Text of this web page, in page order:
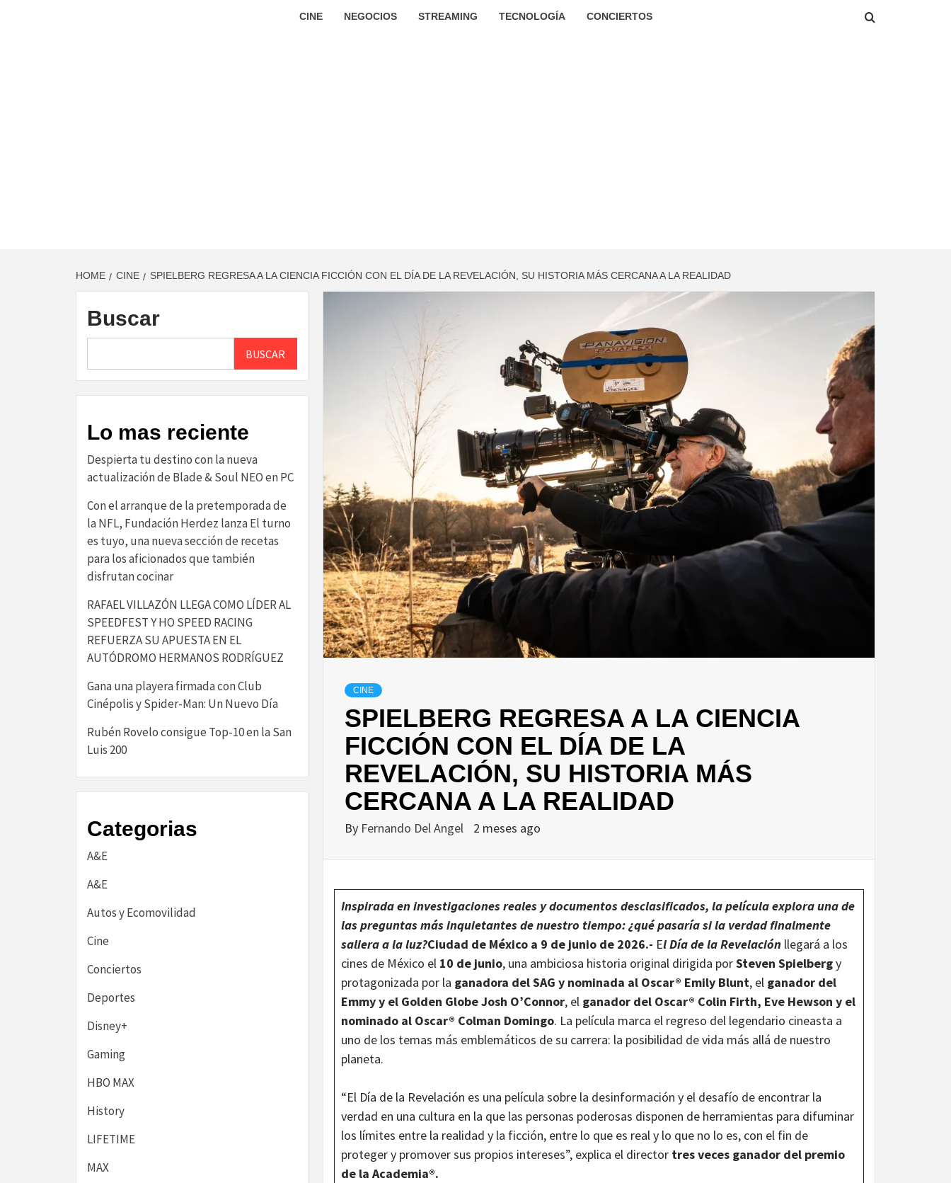
CINE NEGOCIOS STREAMING TECNOLOGÍA CONCIERTOS
HOME CINE SPIELBERG REGRESA A LA CIENCIA FICCIÓN CON EL DÍA DE LA REVELACIÓN, SU HISTORIA MÁS CERCANA A LA REALIDAD
CINE
SPIELBERG REGRESA A LA CIENCIA
FICCIÓN CON EL DÍA DE LA
REVELACIÓN, SU HISTORIA MÁS
CERCANA A LA REALIDAD
By Fernando Del Angel 2 meses ago
Inspirada en investigaciones reales y documentos desclasificados, la película explora una de
las preguntas más inquietantes de nuestro tiempo: ¿qué pasaría si la verdad finalmente
saliera a la luz?Ciudad de México a 9 de junio de 2026.- El Día de la Revelación llegará a los
cines de México el 10 de junio, una ambiciosa historia original dirigida porSteven Spielbergy
protagonizada por la ganadora del SAG y nominada al Oscar® Emily Blunt, el ganador del
Emmy y el Golden Globe Josh O’Connor, el ganador del Oscar® Colin Firth, Eve Hewson y el
nominado al Oscar® Colman Domingo. La película marca el regreso del legendario cineasta a
uno de los temas más emblemáticos de su carrera: la posibilidad de vida más allá de nuestro
planeta.
“El Día de la Revelación es una película sobre la desinformación y el desafío de encontrar la
verdad en una cultura en la que las personas poderosas disponen de herramientas para difuminar
los límites entre la realidad y la ficción, entre lo que es real y lo que no lo es, con el fin de
proteger y promover sus propios intereses”, explica el director tres veces ganador del premio
de la Academia®.
Buscar
BUSCAR
Lo mas reciente
Despierta tu destino con la nueva
actualización de Blade & Soul NEO en PC
Con el arranque de la pretemporada de
la NFL, Fundación Herdez lanza El turno
es tuyo, una nueva sección de recetas
para los aficionados que también
disfrutan cocinar
RAFAEL VILLAZÓN LLEGA COMO LÍDER AL
SPEEDFEST Y HO SPEED RACING
REFUERZA SU APUESTA EN EL
AUTÓDROMO HERMANOS RODRÍGUEZ
Gana una playera firmada con Club
Cinépolis y Spider-Man: Un Nuevo Día
Rubén Rovelo consigue Top-10 en la San
Luis 200
Categorias
A&E
A&E
Autos y Ecomovilidad
Cine
Conciertos
Deportes
Disney+
Gaming
HBO MAX
History
LIFETIME
MAX